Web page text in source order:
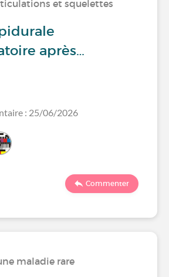
et squelettes
après…
: 25/06/2026
Commenter
maladie rare